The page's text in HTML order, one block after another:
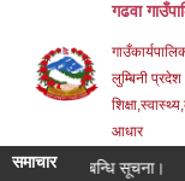
गढवा
लुम्बिनी
आधार
समाचार
लगाउने सम्बन्धि सूचना।